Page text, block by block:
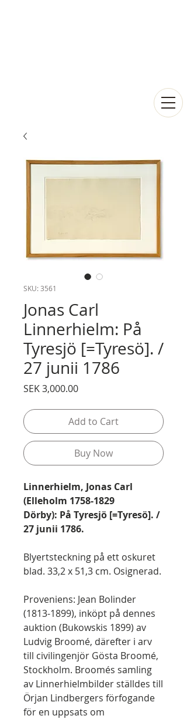
SKU: 3561
Jonas Carl
Linnerhielm: På
Tyresjö [=Tyresö]. /
27 junii 1786
SEK 3,000.00Price
Add to Cart
Buy Now
Linnerhielm, Jonas Carl
(Elleholm 1758-1829
Dörby): På Tyresjö [=Tyresö]. /
27 junii 1786.
Blyertsteckning på ett oskuret
blad. 33,2 x 51,3 cm. Osignerad.
Proveniens: Jean Bolinder
(1813-1899), inköpt på dennes
auktion (Bukowskis 1899) av
Ludvig Broomé, därefter i arv
till civilingenjör Gösta Broomé,
Stockholm. Broomés samling
av Linnerhielmbilder ställdes till
Örjan Lindbergers förfogande
för en uppsats om